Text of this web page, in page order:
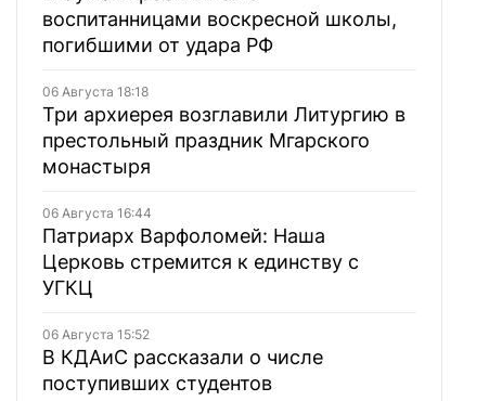
воспитанницами воскресной школы,
погибшими от удара РФ
06 Августа 18:18
Три архиерея возглавили Литургию в
престольный праздник Мгарского
монастыря
06 Августа 16:44
Патриарх Варфоломей: Наша
Церковь стремится к единству с
УГКЦ
06 Августа 15:52
В КДАиС рассказали о числе
поступивших студентов